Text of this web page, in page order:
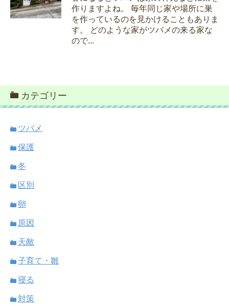
作りますよね。 毎年同じ家や場所に巣
を作っているのを見かけることもありま
す。 どのような家がツバメの来る家な
ので...
カテゴリー
ツバメ
保護
冬
区別
卵
原因
天敵
子育て・雛
寝る
対策